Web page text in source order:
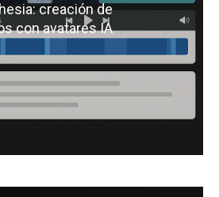
creación de
con avatares IA